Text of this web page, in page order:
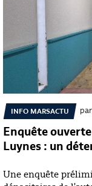
INFO MARSACTU par
Enquête
Luynes : un
Une enquête